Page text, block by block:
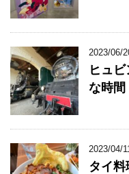
2023/06/
ヒュ
な時間
2023/04/
タイ